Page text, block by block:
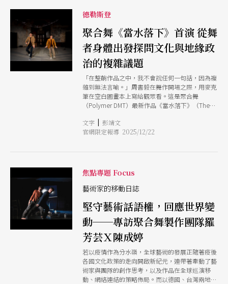
德勒斯登
聚合舞《當水落下》首演 從舞
者身體出發探問文化與地緣政
治的複雜議題
「在整齣作品之中，我不會說任何一句話，因為複
雜到無法言喻。」周書毅在舞作開場之際，用麥克
筆在空白圖畫本上寫給觀眾看。這是聚合舞
（Polymer DMT）最新作品《當水落下》（The
處理的議題具有極高的複雜性。此作由旅德台灣編
舞家羅芳芸引領編創、並由台灣舞者周書毅與新加
the Art ）首演，緊接著前往萊比錫euro-scene
Leipzig藝術節進行巡演。 讓周書毅感到複雜得無
法言喻的議題，可以從銘刻在台灣舞者身上的中國
舞經驗，是從中國民間舞、民族舞、武功身段還有
「京芭體」的身體訓練學起的。與此同時，周書毅
在把杆上示範當年的練習動作，展現了中國民族舞
蹈在系統化過程中受到的芭蕾巨幅影響。周書毅在
舞蹈教室的學舞過程中，毫無障礙地扮演不同的民
族，跳不同民族的舞蹈。長大後的他，逐漸察覺這
些舞蹈與他成長於台灣土地的身體經驗之間存在極
大的距離。這個自我叩問追溯回他的學舞經歷：為
什麼一個台灣小孩去舞蹈教室學舞，學出來的是一
文字 | 彭靖文
官網限定報導 2025/12/22
焦點專題 Focus
藝術家的移動日誌
堅守藝術話語權，回應世界變
動──專訪聚合舞製作團隊羅
芳芸Ｘ陳成婷
若以疫情作為分水嶺，全球藝術的發展正隨著疫後
各國文化政策的走向開啟新紀元，連帶著牽動了藝
術家與團隊的創作思考，以及作品在全球巡演移
動、網絡連結的策略佈局。而以德國、台灣兩地為